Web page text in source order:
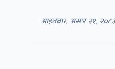
आइतबार, असार २१, २०८३